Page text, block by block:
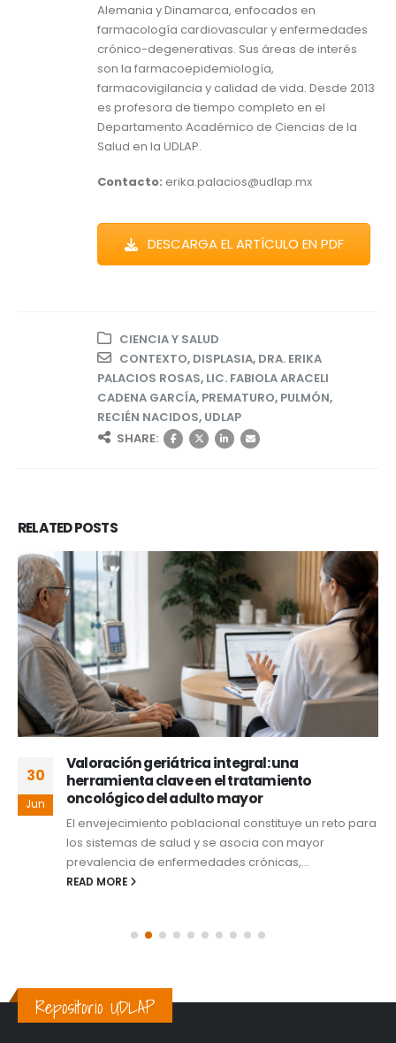
Alemania y Dinamarca, enfocados en
farmacología cardiovascular y enfermedades
crónico-degenerativas. Sus áreas de interés
son la farmacoepidemiología,
farmacovigilancia y calidad de vida. Desde 2013
es profesora de tiempo completo en el
Departamento Académico de Ciencias de la
Salud en la UDLAP.
Contacto: erika.palacios@udlap.mx
DESCARGA EL ARTÍCULO EN PDF
CIENCIA Y SALUD
CONTEXTO, DISPLASIA, DRA. ERIKA
PALACIOS ROSAS, LIC. FABIOLA ARACELI
CADENA GARCÍA, PREMATURO, PULMÓN,
RECIÉN NACIDOS, UDLAP
SHARE:
RELATEDPOSTS
30
Jun
Valoración geriátrica integral: una
herramienta clave en el tratamiento
oncológico del adulto mayor
El envejecimiento poblacional constituye un reto para
los sistemas de salud y se asocia con mayor
prevalencia de enfermedades crónicas,...
READ MORE
Repositorio UDLAP